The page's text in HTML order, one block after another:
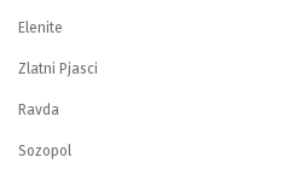
Elenite
Zlatni Pjasci
Ravda
Sozopol